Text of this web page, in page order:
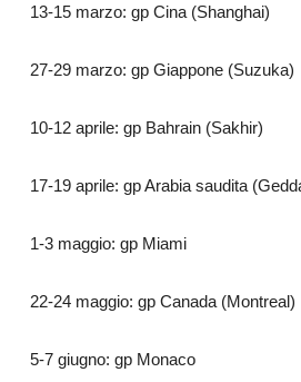
13-15 marzo: gp Cina (Shanghai)
27-29 marzo: gp Giappone (Suzuka)
10-12 aprile: gp Bahrain (Sakhir)
17-19 aprile: gp Arabia saudita
1-3 maggio: gp Miami
22-24 maggio: gp Canada (Montreal)
5-7 giugno: gp Monaco